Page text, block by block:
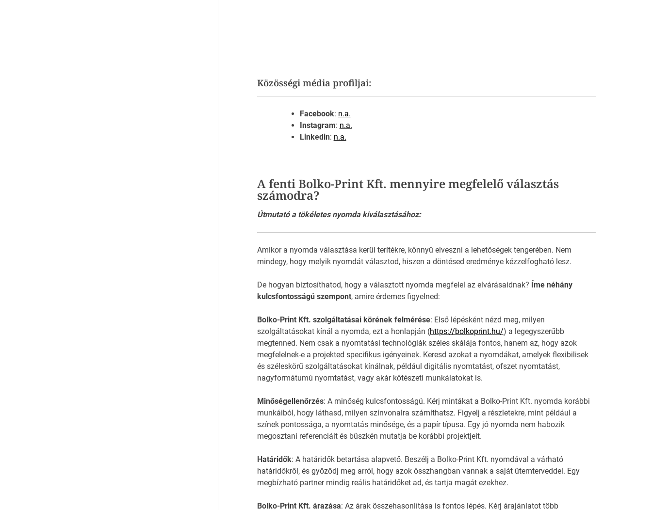
Közösségi média profiljai:
Facebook: n.a.
Instagram: n.a.
Linkedin: n.a.
A fenti Bolko-Print Kft. mennyire megfelelő választás
számodra?
Útmutató a tökéletes nyomda kiválasztásához:
Amikor a nyomda választása kerül terítékre, könnyű elveszni a lehetőségek tengerében. Nem
mindegy, hogy melyik nyomdát választod, hiszen a döntésed eredménye kézzelfogható lesz.
De hogyan biztosíthatod, hogy a választott nyomda megfelel az elvárásaidnak? Íme néhány
kulcsfontosságú szempont, amire érdemes figyelned:
Bolko-Print Kft. szolgáltatásai körének felmérése: Első lépésként nézd meg, milyen
szolgáltatásokat kínál a nyomda, ezt a honlapján (https://bolkoprint.hu/) a legegyszerűbb
megtenned. Nem csak a nyomtatási technológiák széles skálája fontos, hanem az, hogy azok
megfelelnek-e a projekted specifikus igényeinek. Keresd azokat a nyomdákat, amelyek flexibilisek
és széleskörű szolgáltatásokat kínálnak, például digitális nyomtatást, ofszet nyomtatást,
nagyformátumú nyomtatást, vagy akár kötészeti munkálatokat is.
Minőségellenőrzés: A minőség kulcsfontosságú. Kérj mintákat a Bolko-Print Kft. nyomda korábbi
munkáiból, hogy láthasd, milyen színvonalra számíthatsz. Figyelj a részletekre, mint például a
színek pontossága, a nyomtatás minősége, és a papír típusa. Egy jó nyomda nem habozik
megosztani referenciáit és büszkén mutatja be korábbi projektjeit.
Határidők: A határidők betartása alapvető. Beszélj a Bolko-Print Kft. nyomdával a várható
határidőkről, és győződj meg arról, hogy azok összhangban vannak a saját ütemterveddel. Egy
megbízható partner mindig reális határidőket ad, és tartja magát ezekhez.
Bolko-Print Kft. árazása: Az árak összehasonlítása is fontos lépés. Kérj árajánlatot több